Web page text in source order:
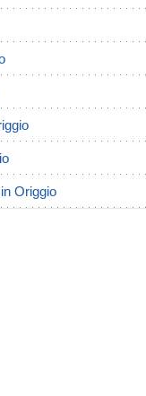
Origgio